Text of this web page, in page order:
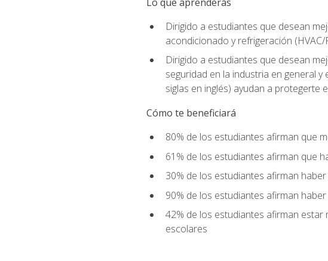
Dirigido a estudiantes que desean
acondicionado y refrigeración
Dirigido a estudiantes que desean
seguridad en la industria en general
siglas en inglés) ayudan a protegerte
Cómo te beneficiará
80% de los estudiantes afirman que
61% de los estudiantes afirman que
30% de los estudiantes afirman
90% de los estudiantes afirman
42% de los estudiantes afirman
escolares